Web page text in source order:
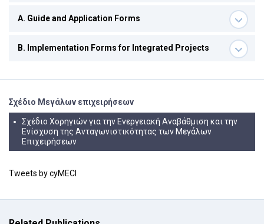
Α. Guide and Application Forms
Β. Implementation Forms for Integrated Projects
Σχέδιο Μεγάλων επιχειρήσεων
Σχέδιο Χορηγιών για την Ενεργειακή Αναβάθμιση και την
Ενίσχυση της Ανταγωνιστικότητας των Μεγάλων
Επιχειρήσεων
Tweets by cyMECI